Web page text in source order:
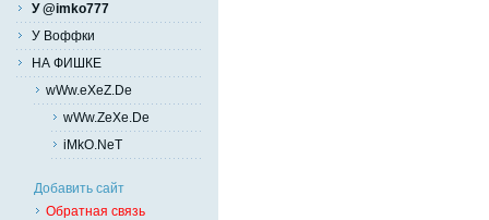
У @imko777
У Воффки
НА ФИШКЕ
wWw.eXeZ.De
wWw.ZeXe.De
iMkO.NeT
Добавить сайт
Обратная связь